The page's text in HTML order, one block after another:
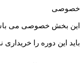
خصوصی
این بخش خصوصی می
باید این دوره را خریداری